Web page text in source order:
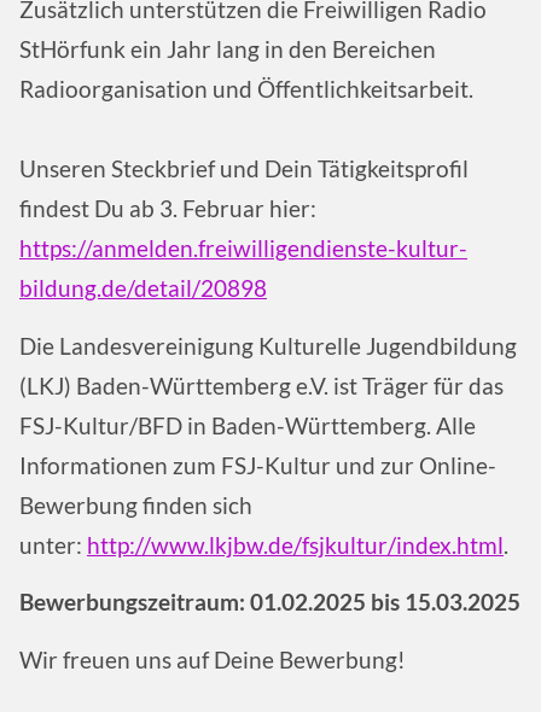
Zusätzlich unterstützen die Freiwilligen Radio
StHörfunk ein Jahr lang in den Bereichen
Radioorganisation und Öffentlichkeitsarbeit.
Unseren Steckbrief und Dein Tätigkeitsprofil
findest Du ab 3. Februar hier:
https://anmelden.freiwilligendienste-kultur-
bildung.de/detail/20898
Die Landesvereinigung Kulturelle Jugendbildung
(LKJ) Baden-Württemberg e.V. ist Träger für das
FSJ-Kultur/BFD in Baden-Württemberg. Alle
Informationen zum FSJ-Kultur und zur Online-
Bewerbung finden sich
unter: http://www.lkjbw.de/fsjkultur/index.html.
Bewerbungszeitraum: 01.02.2025 bis 15.03.2025
Wir freuen uns auf Deine Bewerbung!